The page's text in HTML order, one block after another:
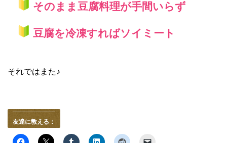
そのまま豆腐料理が手間いらず
豆腐を冷凍すればソイミート
それではまた♪
友達に教える：